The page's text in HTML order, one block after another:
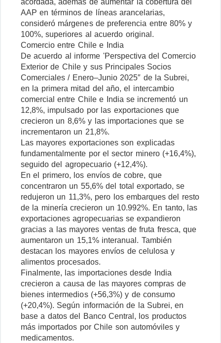
acordada, además de aumentar la cobertura del
AAP en términos de líneas arancelarias,
consideró márgenes de preferencia entre 80% y
100%, superiores al acuerdo original.
Comercio entre Chile e India
De acuerdo al informe 'Perspectiva del Comercio
Exterior de Chile y sus Principales Socios
Comerciales / Enero–Junio 2025″ de la Subrei,
en la primera mitad del año, el intercambio
comercial entre Chile e India se incrementó un
12,8%, impulsado por las exportaciones que
crecieron un 8,6% y las importaciones que se
incrementaron un 21,8%.
Las mayores exportaciones son explicadas
fundamentalmente por el sector minero (+16,4%),
seguido del agropecuario (+12,4%).
En el primero, los envíos de cobre, que
concentraron un 55,6% del total exportado, se
redujeron un 11,3%, pero los embarques del resto
de la minería crecieron un 10.992%. En tanto, las
exportaciones agropecuarias se expandieron
gracias a las mayores ventas de fruta fresca, que
aumentaron un 15,1% interanual. También
destacan los mayores envíos de celulosa y
alimentos procesados.
Finalmente, las importaciones desde India
crecieron a causa de las mayores compras de
bienes intermedios (+56,3%) y de consumo
(+20,4%). Según información de la Subrei, en
base a datos del Banco Central, los productos
más importados por Chile son automóviles y
medicamentos.